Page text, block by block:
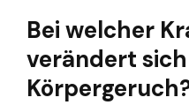
Bei welcher
verändert